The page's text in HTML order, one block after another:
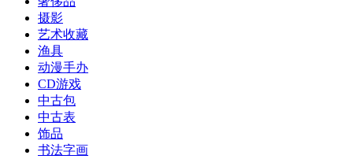
摄影
艺术收藏
渔具
动漫手办
CD游戏
中古包
中古表
饰品
书法字画